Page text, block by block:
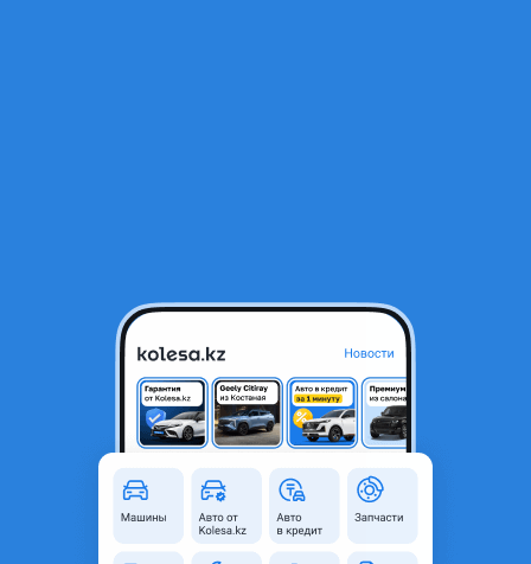
Бампер Фольксваген Гольф 2 (Жетта) 1992-
Алматы, Алматинская
область